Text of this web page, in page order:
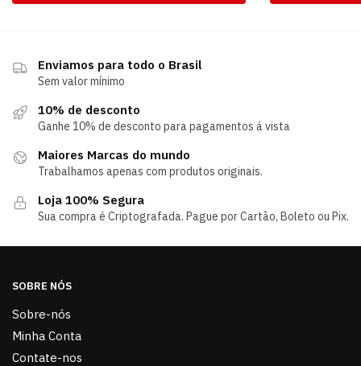
Enviamos para todo o Brasil
Sem valor mínimo
10% de desconto
Ganhe 10% de desconto para pagamentos á vista
Maiores Marcas do mundo
Trabalhamos apenas com produtos originais.
Loja 100% Segura
Sua compra é Criptografada. Pague por Cartão, Boleto ou Pix.
SOBRE NÓS
Sobre-nós
Minha Conta
Contate-nos